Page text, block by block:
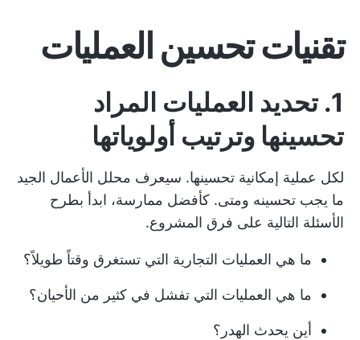
تقنيات تحسين العمليات
1. تحديد العمليات المراد
تحسينها وترتيب أولوياتها
لكل عملية إمكانية تحسينها. سيعرف محلل الأعمال الجيد
ما يجب تحسينه ومتى. كأفضل ممارسة، ابدأ بطرح
الأسئلة التالية على فرق المشروع.
ما هي العمليات التجارية التي تستغرق وقتاً طويلاً؟
ما هي العمليات التي تفشل في كثير من الأحيان؟
أين يحدث الهدر؟